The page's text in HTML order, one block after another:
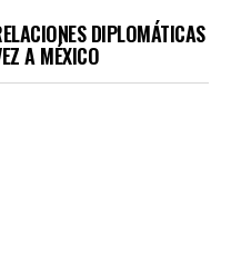
DIPLOMÁTICAS
A MÉXICO